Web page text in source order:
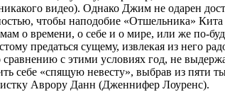
видео). Однако Джим не одарен
чтобы наподобие «Отшельника»
о времени, о себе и о мире, или же по-
предаться сущему, извлекая из него
сравнению с этими условиях год, не
себе «спящую невесту», выбрав из пяти
Аврору Данн (Дженнифер Лоуренс).